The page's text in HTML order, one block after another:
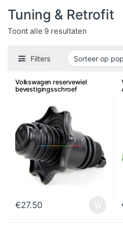
Tuning & Retrofit
Toont alle 9 resultaten
Filters
Volkswagen reservewiel
bevestigingsschroef
(kunststof)
€27.50